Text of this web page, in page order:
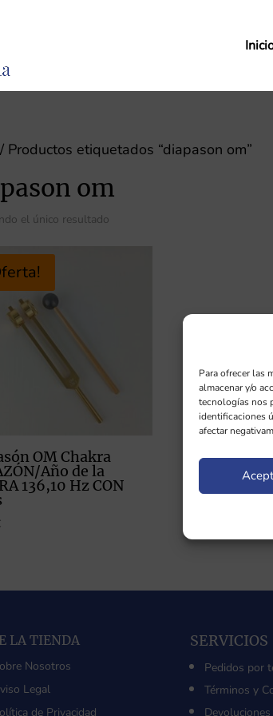
Para ofrecer las
almacenar y/o
tecnologías nos
identificaciones
afectar
/ Productos etiquetados “diapason om”
om
el único resultado
OM Chakra
Año de la
136,10 Hz CON
LA TIENDA
Nosotros
Legal
de Privacidad
SERVICIOS
Pedidos por
Términos y
Devoluciones